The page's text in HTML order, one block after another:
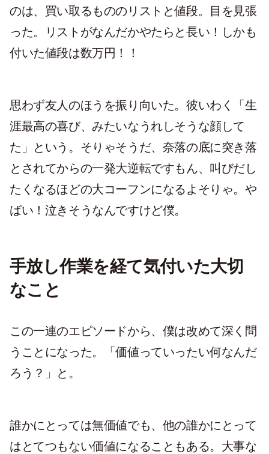
のは、買い取るもののリストと値段。目を見張
った。リストがなんだかやたらと長い！しかも
付いた値段は数万円！！
思わず友人のほうを振り向いた。彼いわく「生
涯最高の喜び、みたいなうれしそうな顔して
た」という。そりゃそうだ、奈落の底に突き落
とされてからの一発大逆転ですもん、叫びだし
たくなるほどの大コーフンになるよそりゃ。や
ばい！泣きそうなんですけど僕。
手放し作業を経て気付いた大切
なこと
この一連のエピソードから、僕は改めて深く問
うことになった。「価値っていったい何なんだ
ろう？」と。
誰かにとっては無価値でも、他の誰かにとって
はとてつもない価値になることもある。大事な